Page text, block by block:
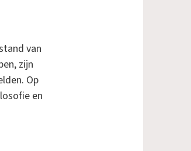
van
zijn
Op
en